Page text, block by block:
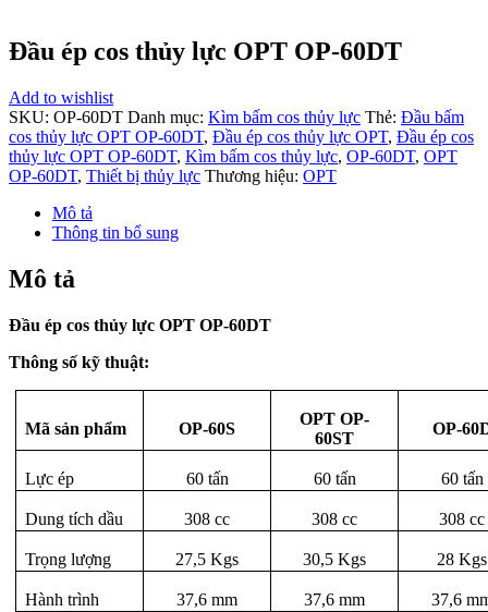
Đầu ép cos thủy lực OPT OP-60DT
Add to wishlist
SKU: OP-60DT Danh mục: Kìm bấm cos thủy lực Thẻ: Đầu bấm
cos thủy lực OPT OP-60DT, Đầu ép cos thủy lực OPT, Đầu ép cos
thủy lực OPT OP-60DT, Kìm bấm cos thủy lực, OP-60DT, OPT
OP-60DT, Thiết bị thủy lực Thương hiệu: OPT
Mô tả
Thông tin bổ sung
Mô tả
Đầu ép cos thủy lực OPT OP-60DT
Thông số kỹ thuật:
Mã sản phẩm OP-60S
OPT OP-
60ST
OP-
Lực ép 60 tấn 60 tấn 60 tấn
Dung tích dầu 308 cc 308 cc 308 cc
Trọng lượng 27,5 Kgs 30,5 Kgs 28 Kgs
Hành trình 37,6 mm 37,6 mm 37,6